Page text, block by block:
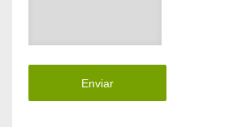
Enviar